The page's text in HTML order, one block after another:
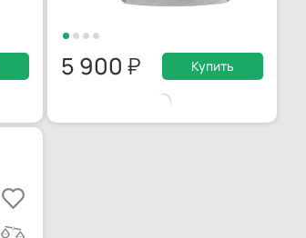
5 900 Купить